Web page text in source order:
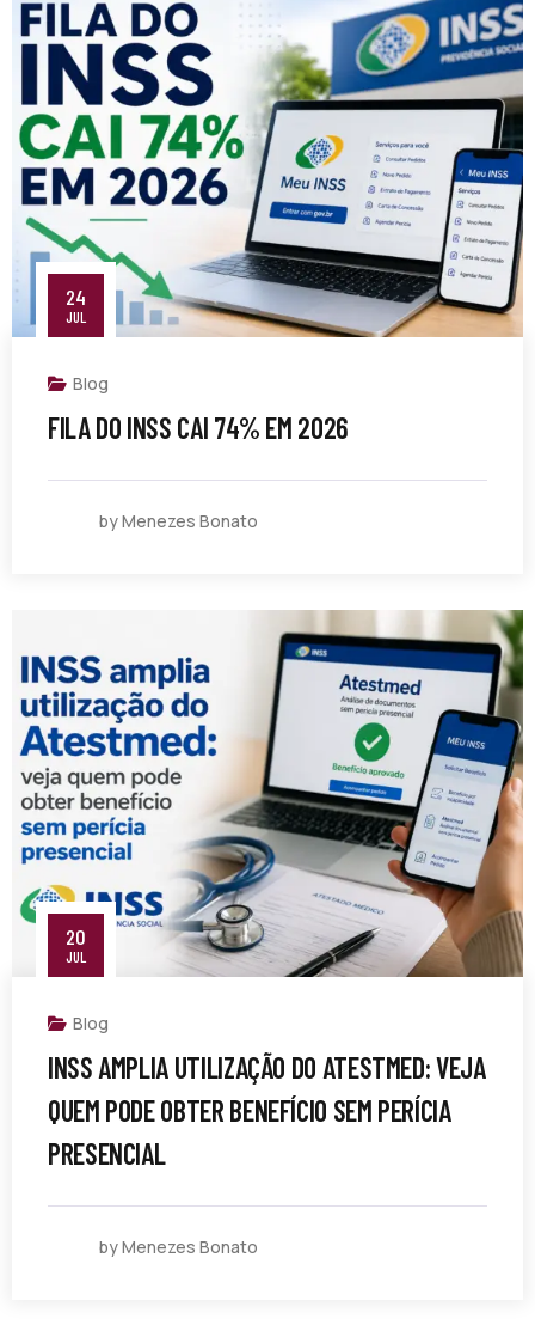
24
JUL
Blog
FILA DO INSS CAI 74% EM 2026
by Menezes Bonato
20
JUL
Blog
INSS AMPLIA UTILIZAÇÃO DO ATESTMED: VEJA
QUEM PODE OBTER BENEFÍCIO SEM PERÍCIA
PRESENCIAL
by Menezes Bonato